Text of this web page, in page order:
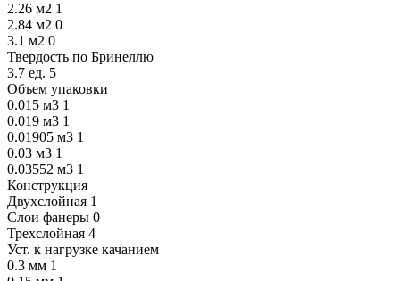
2.26 м2 1
2.84 м2 0
3.1 м2 0
Твердость по Бринеллю
3.7 ед. 5
Объем упаковки
0.015 м3 1
0.019 м3 1
0.01905 м3 1
0.03 м3 1
0.03552 м3 1
Конструкция
Двухслойная 1
Слои фанеры 0
Трехслойная 4
Уст. к нагрузке качанием
0.3 мм 1